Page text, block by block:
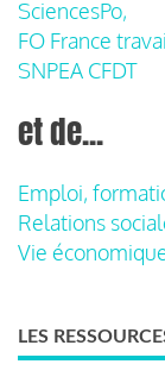
SciencesPo,
FO France
SNPEA CFDT
et de...
Emploi,
Relations
Vie
LES